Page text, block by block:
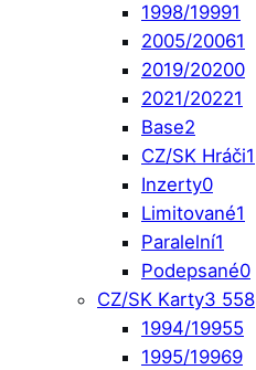
1998/19991
2005/20061
2019/20200
2021/20221
Base2
CZ/SK Hráči1
Inzerty0
Limitované1
Paralelní1
Podepsané0
CZ/SK Karty3 558
1994/19955
1995/19969